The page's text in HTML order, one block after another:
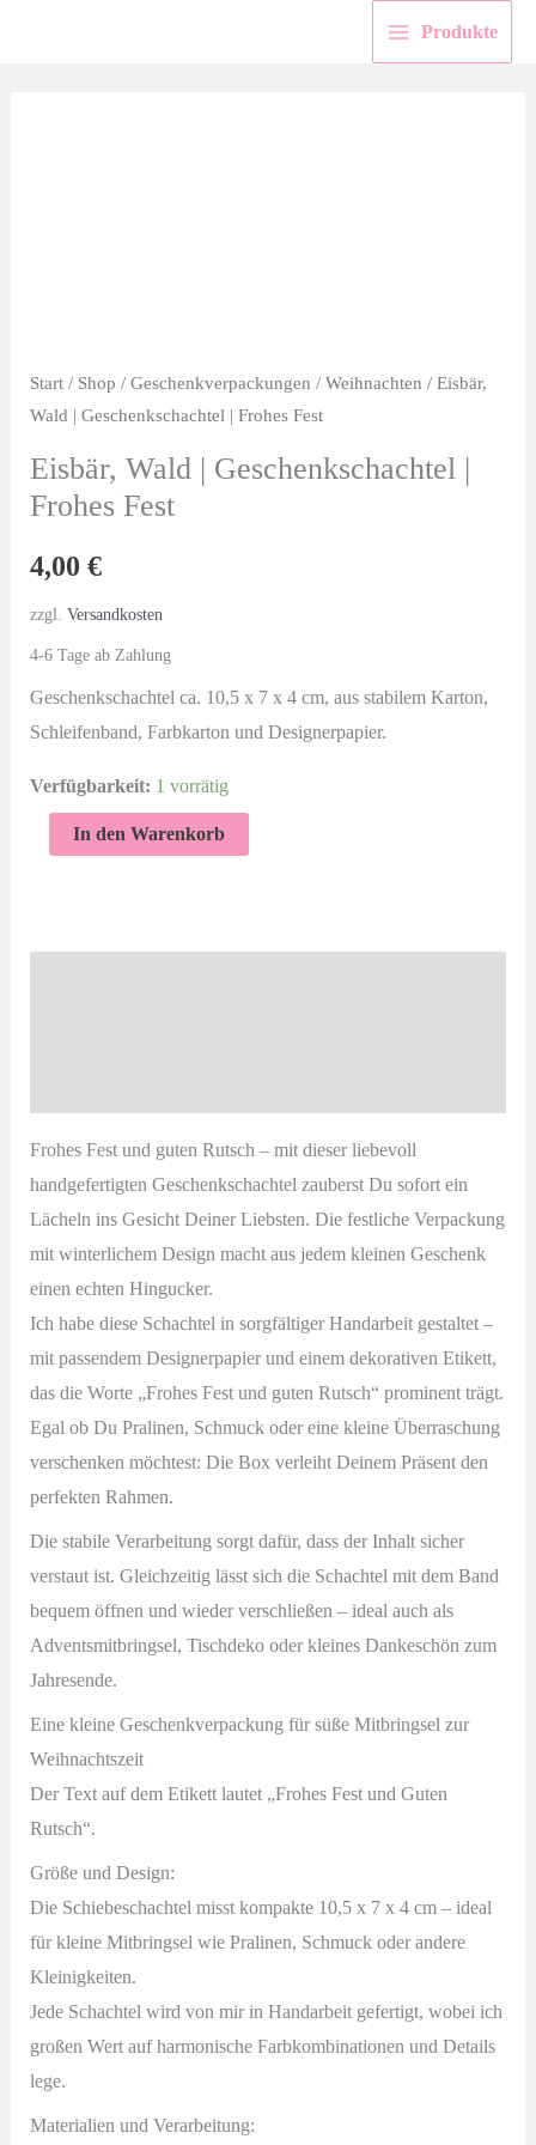
Produkte
Start/ Shop / Geschenkverpackungen / Weihnachten / Eisbär,
Wald | Geschenkschachtel | Frohes Fest
Eisbär, Wald | Geschenkschachtel |
Frohes Fest
4,00 €
zzgl. Versandkosten
4-6 Tage ab Zahlung
Geschenkschachtel ca. 10,5 x 7 x 4 cm, aus stabilem Karton,
Schleifenband, Farbkarton und Designerpapier.
Verfügbarkeit: 1 vorrätig
Eisbär,In den Warenkorb
Frohes Fest und guten Rutsch – mit dieser liebevoll
handgefertigten Geschenkschachtel zauberst Du sofort ein
Lächeln ins Gesicht Deiner Liebsten. Die festliche Verpackung
mit winterlichem Design macht aus jedem kleinen Geschenk
einen echten Hingucker.
Ich habe diese Schachtel in sorgfältiger Handarbeit gestaltet –
mit passendem Designerpapier und einem dekorativen Etikett,
das die Worte „Frohes Fest und guten Rutsch“ prominent trägt.
Egal ob Du Pralinen, Schmuck oder eine kleine Überraschung
verschenken möchtest: Die Box verleiht Deinem Präsent den
perfekten Rahmen.
Die stabile Verarbeitung sorgt dafür, dass der Inhalt sicher
verstaut ist. Gleichzeitig lässt sich die Schachtel mit dem Band
bequem öffnen und wieder verschließen – ideal auch als
Adventsmitbringsel, Tischdeko oder kleines Dankeschön zum
Jahresende.
Eine kleine Geschenkverpackung für süße Mitbringsel zur
Weihnachtszeit
Der Text auf dem Etikett lautet „Frohes Fest und Guten
Rutsch“.
Größe und Design:
Die Schiebeschachtel misst kompakte 10,5 x 7 x 4 cm – ideal
für kleine Mitbringsel wie Pralinen, Schmuck oder andere
Kleinigkeiten.
Jede Schachtel wird von mir in Handarbeit gefertigt, wobei ich
großen Wert auf harmonische Farbkombinationen und Details
lege.
Materialien und Verarbeitung: